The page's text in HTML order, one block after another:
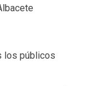
los públicos